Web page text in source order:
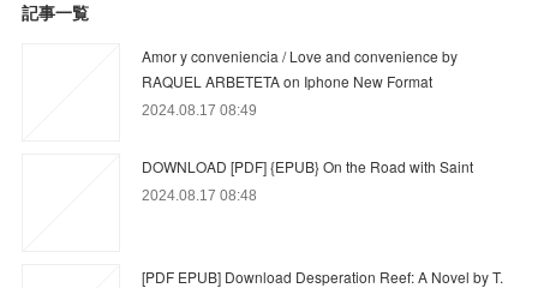
記事一覧
Amor y conveniencia / Love and convenience by
RAQUEL ARBETETA on Iphone New Format
2024.08.17 08:49
DOWNLOAD [PDF] {EPUB} On the Road with Saint
2024.08.17 08:48
[PDF EPUB] Download Desperation Reef: A Novel by T.